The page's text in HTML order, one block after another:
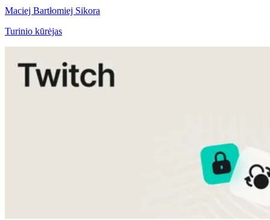
Maciej Bartłomiej Sikora
Turinio kūrėjas